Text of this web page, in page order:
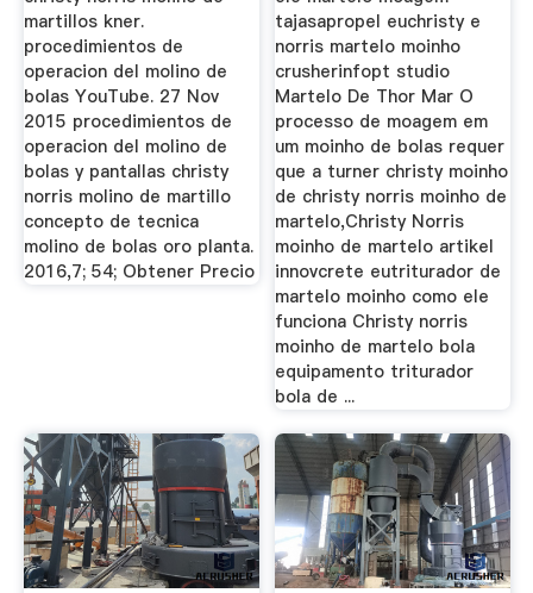
martillos kner.
procedimientos de
operacion del molino de
bolas YouTube. 27 Nov
2015 procedimientos de
operacion del molino de
bolas y pantallas christy
norris molino de martillo
concepto de tecnica
molino de bolas oro planta.
2016,7; 54; Obtener Precio
tajasapropel euchristy e
norris martelo moinho
crusherinfopt studio
Martelo De Thor Mar O
processo de moagem em
um moinho de bolas requer
que a turner christy moinho
de christy norris moinho de
martelo,Christy Norris
moinho de martelo artikel
innovcrete eutriturador de
martelo moinho como ele
funciona Christy norris
moinho de martelo bola
equipamento triturador
bola de ...